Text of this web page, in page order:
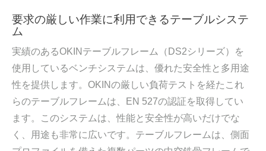
要求の厳しい作業に利用できるテーブルシステ
ム
実績のあるOKINテーブルフレーム（DS2シリーズ）を
使用しているベンチシステムは、優れた安全性と多用途
性を提供します。OKINの厳しい負荷テストを経たこれ
らのテーブルフレームは、EN 527の認証を取得してい
ます。このシステムは、性能と安全性が高いだけでな
く、用途も非常に広いです。テーブルフレームは、側面